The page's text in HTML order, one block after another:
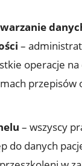
–
operacje na
przepisów
– wszyscy
do danych